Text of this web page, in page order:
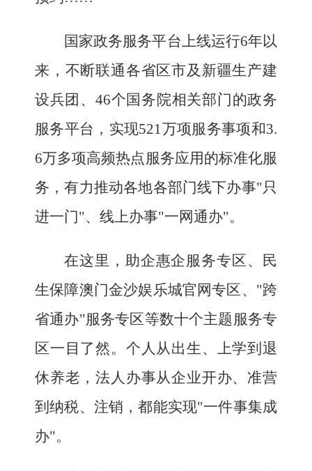
国家政务服务平台上线运行6年以
来，不断联通各省区市及新疆生产建
设兵团、46个国务院相关部门的政务
服务平台，实现521万项服务事项和3.
6万多项高频热点服务应用的标准化服
务，有力推动各地各部门线下办事"只
进一门"、线上办事"一网通办"。
在这里，助企惠企服务专区、民
生保障澳门金沙娱乐城官网专区、"跨
省通办"服务专区等数十个主题服务专
区一目了然。个人从出生、上学到退
休养老，法人办事从企业开办、准营
到纳税、注销，都能实现"一件事集成
办"。